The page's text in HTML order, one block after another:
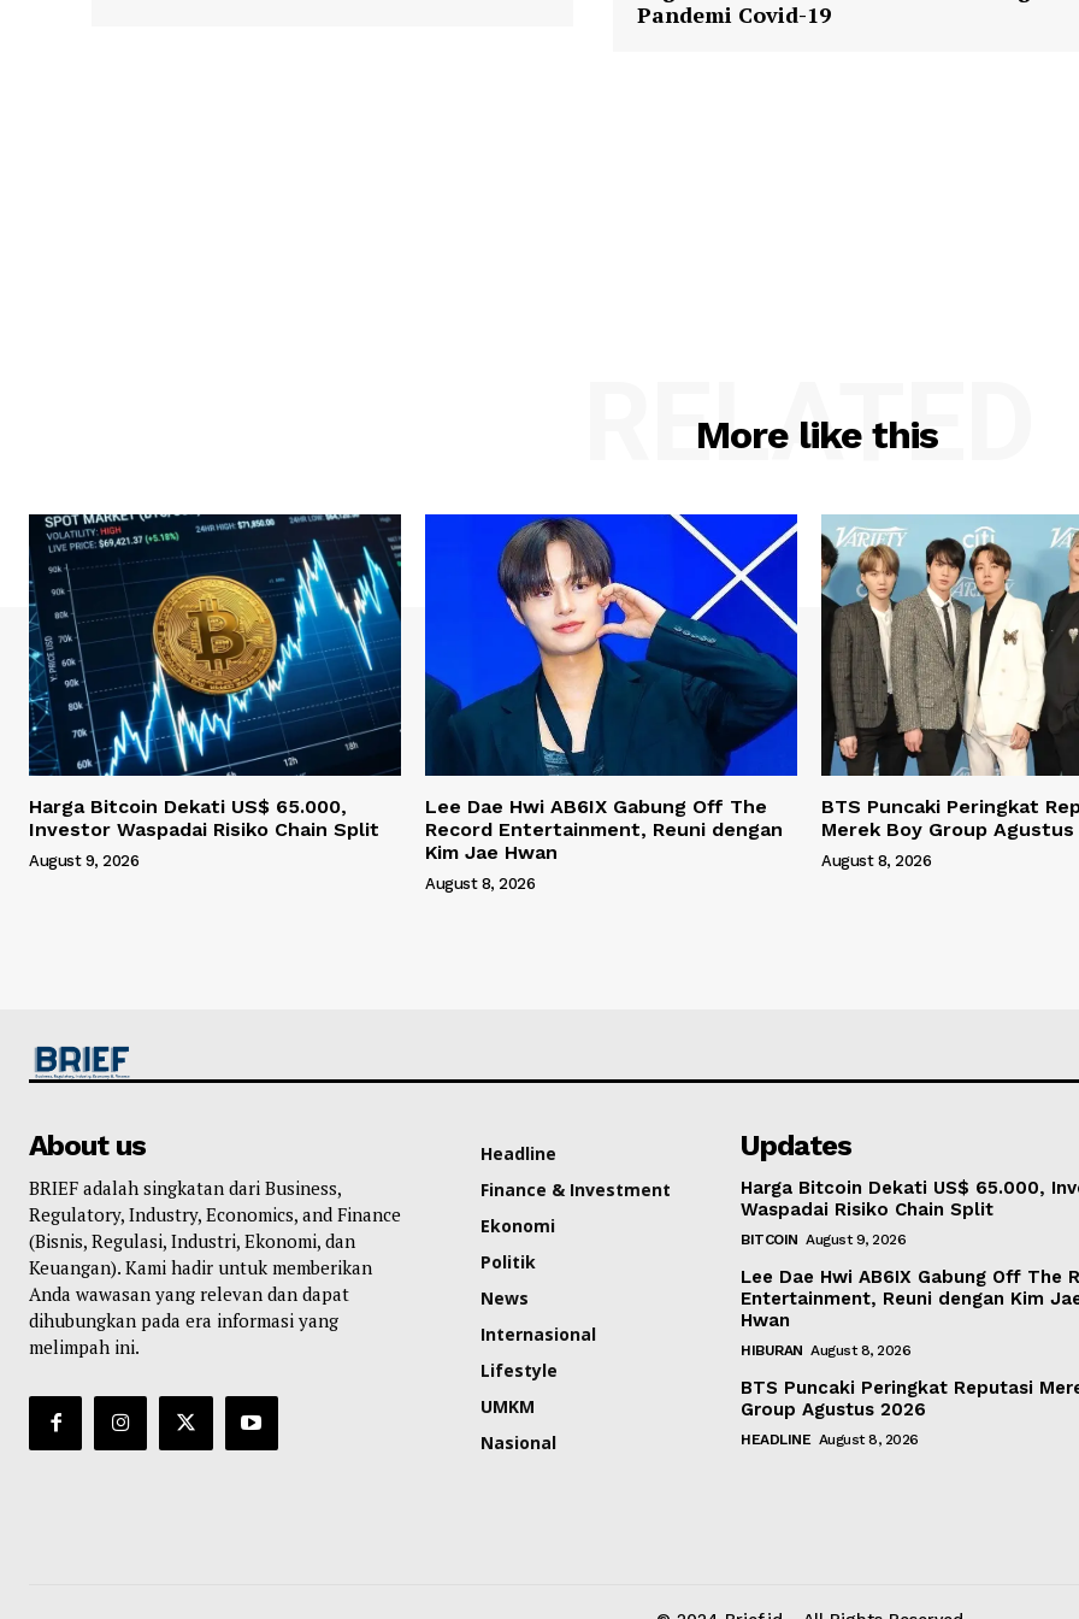
Pandemi Covid-19
More like this
RELATED
Harga Bitcoin Dekati US$ 65.000,
Investor Waspadai Risiko Chain Split
August 9, 2026
Lee Dae Hwi AB6IX Gabung Off The
Record Entertainment, Reuni dengan
Kim Jae Hwan
August 8, 2026
BTS Puncaki Peringkat
Merek Boy Group Agustus
August 8, 2026
About us
BRIEF adalah singkatan dari Business,
Regulatory, Industry, Economics, and Finance
(Bisnis, Regulasi, Industri, Ekonomi, dan
Keuangan). Kami hadir untuk memberikan
Anda wawasan yang relevan dan dapat
dihubungkan pada era informasi yang
melimpah ini.
Headline
Finance & Investment
Ekonomi
Politik
News
Internasional
Lifestyle
UMKM
Nasional
Updates
Harga Bitcoin Dekati US$ 65.000,
Waspadai Risiko Chain Split
BITCOIN August 9, 2026
Lee Dae Hwi AB6IX Gabung Off The
Entertainment, Reuni dengan Kim
Hwan
HIBURAN August 8, 2026
BTS Puncaki Peringkat Reputasi
Group Agustus 2026
HEADLINE August 8, 2026